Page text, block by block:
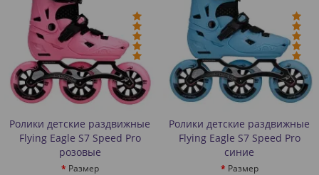
Ролики детские раздвижные
Flying Eagle S7 Speed Pro
розовые
Размер
Ролики детские раздвижные
Flying Eagle S7 Speed Pro
синие
Размер